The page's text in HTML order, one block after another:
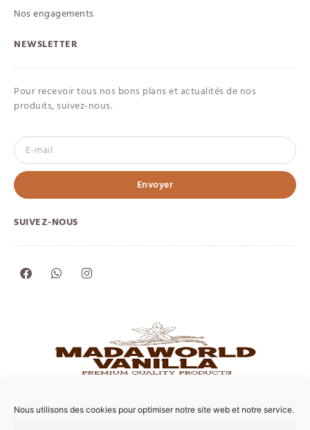
Nous utilisons des cookies pour optimiser notre site web et notre service.
Nos engagements
NEWSLETTER
Pour recevoir tous nos bons plans et actualités de nos
produits, suivez-nous.
Envoyer
SUIVEZ-NOUS